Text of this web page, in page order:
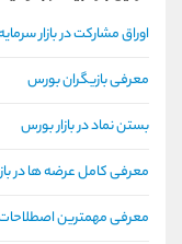
اوراق مشارکت در بازار
معرفی بازیگران بورس
بستن نماد در بازار بورس
معرفی کامل عرضه ها در
معرفی مهمترین اصطلاحات